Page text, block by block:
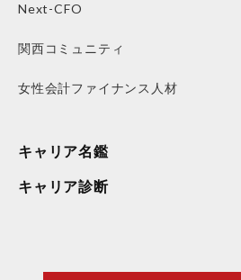
Next-CFO
関西コミュニティ
女性会計ファイナンス人材
キャリア名鑑
キャリア診断